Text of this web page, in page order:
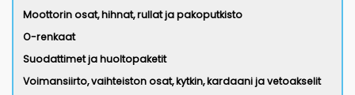
Moottorin osat, hihnat, rullat ja pakoputkisto
O-renkaat
Suodattimet ja huoltopaketit
Voimansiirto, vaihteiston osat, kytkin, kardaani ja vetoakselit